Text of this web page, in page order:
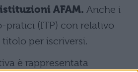
AFAM. Anche i
pratici (ITP) con relativo
per iscriversi.
è rappresentata